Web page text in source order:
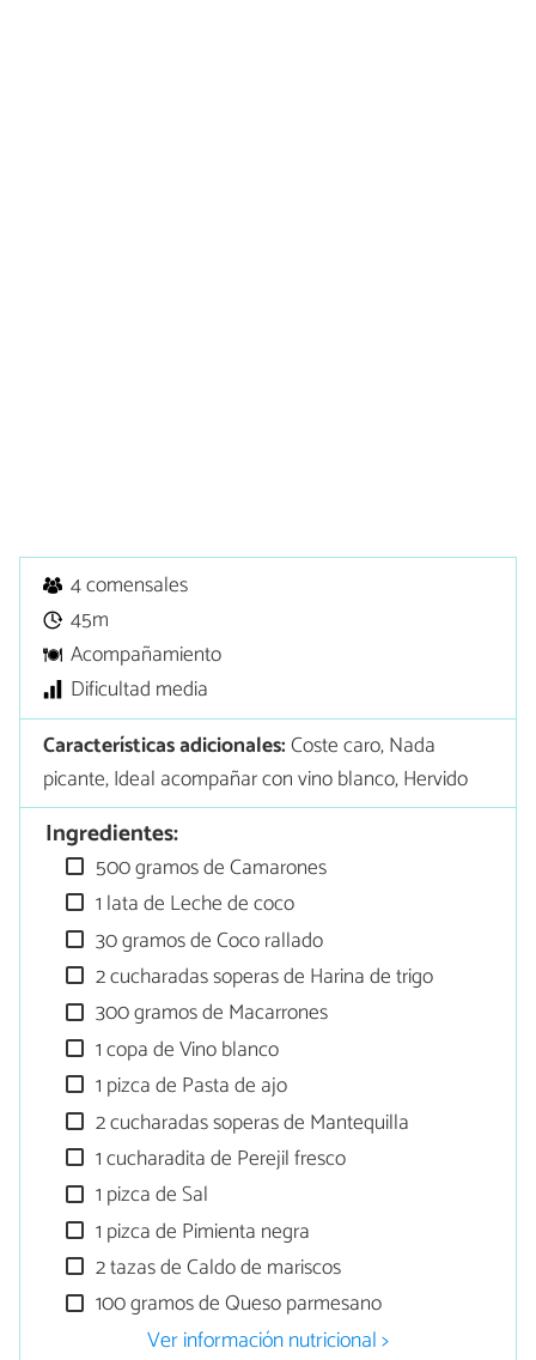
4 comensales
45m
Acompañamiento
Dificultad media
Características adicionales:Coste caro, Nada
picante, Ideal acompañar con vino blanco, Hervido
Ingredientes:
500 gramos de Camarones
1 lata de Leche de coco
30 gramos de Coco rallado
2 cucharadas soperas de Harina de trigo
300 gramos de Macarrones
1 copa de Vino blanco
1 pizca de Pasta de ajo
2 cucharadas soperas de Mantequilla
1 cucharadita de Perejil fresco
1 pizca de Sal
1 pizca de Pimienta negra
2 tazas de Caldo de mariscos
100 gramos de Queso parmesano
Ver información nutricional >